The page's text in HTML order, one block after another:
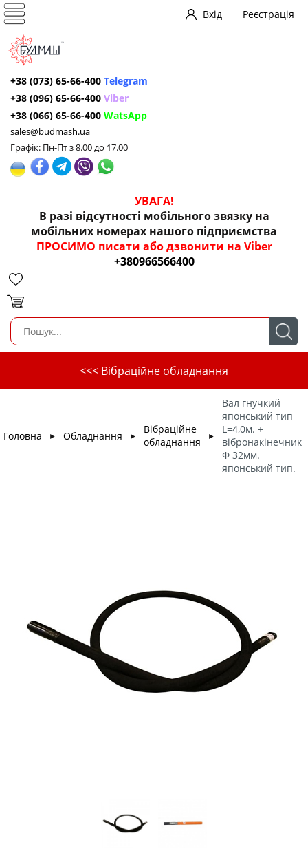
Вхід Реєстрація
+38 (073) 65-66-400 Telegram
+38 (096) 65-66-400 Viber
+38 (066) 65-66-400 WatsApp
sales@budmash.ua
Графік: Пн-Пт з 8.00 до 17.00
УВАГА!
В разі відсутності мобільного звязку на
мобільних номерах нашого підприємства
ПРОСИМО писати або дзвонити на Viber
+380966566400
<<< Вібраційне обладнання
Головна ► Обладнання ►
Вібраційне
обладнання
►
Вал гнучкий
японський тип
L=4,0м. +
вібронакінечник
Ф 32мм.
японський тип.